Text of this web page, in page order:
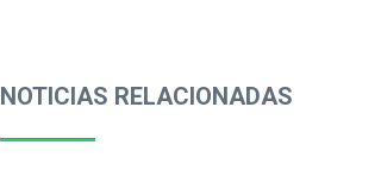
NOTICIAS RELACIONADAS